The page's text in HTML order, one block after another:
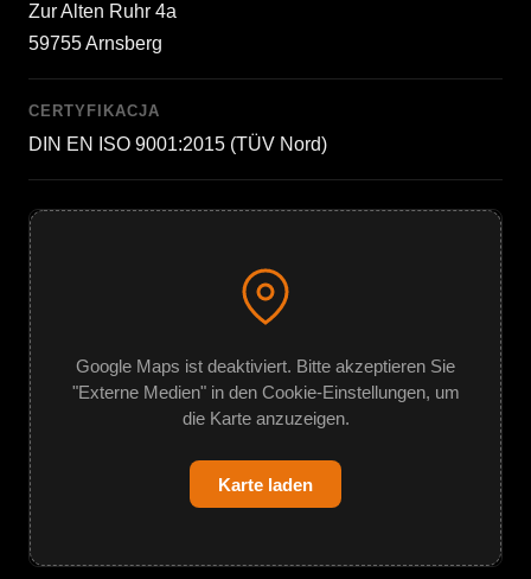
Zur Alten Ruhr 4a
59755 Arnsberg
CERTYFIKACJA
DIN EN ISO 9001:2015 (TÜV Nord)
Google Maps ist deaktiviert. Bitte akzeptieren Sie
"Externe Medien" in den Cookie-Einstellungen, um
die Karte anzuzeigen.
Karte laden